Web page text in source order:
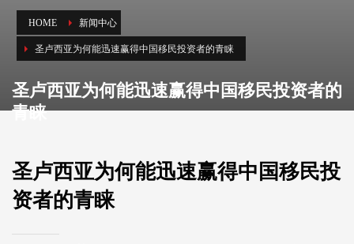
HOME 新闻中心
圣卢西亚为何能迅速赢得中国移民投资者的青睐
圣卢西亚为何能迅速赢得中国移民投资者的
青睐
圣卢西亚为何能迅速赢得中国移民投
资者的青睐